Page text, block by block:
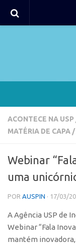
Agência
Institucional
Polo
Polo
Polo
ACONTECE NA USP
MATÉRIA DE CAPA /
Webinar
uma
POR AUSPIN · 17/03/
A Agência USP de
Webinar“Fala
mantém inovadora